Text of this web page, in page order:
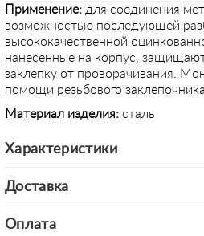
Применение: для соединения
возможностью последующей
высококачественной
нанесенные на корпус,
заклепку от проворачивания.
помощи резьбового заклепочника.
Материал изделия: сталь
Характеристики
Доставка
Оплата